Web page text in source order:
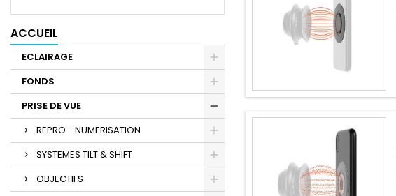
ACCUEIL
ECLAIRAGE
FONDS
PRISE DE VUE
REPRO - NUMERISATION
SYSTEMES TILT & SHIFT
OBJECTIFS